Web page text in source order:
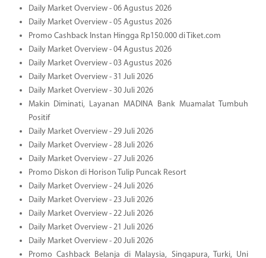
Daily Market Overview - 06 Agustus 2026
Daily Market Overview - 05 Agustus 2026
Promo Cashback Instan Hingga Rp150.000 di Tiket.com
Daily Market Overview - 04 Agustus 2026
Daily Market Overview - 03 Agustus 2026
Daily Market Overview - 31 Juli 2026
Daily Market Overview - 30 Juli 2026
Makin Diminati, Layanan MADINA Bank Muamalat Tumbuh
Positif
Daily Market Overview - 29 Juli 2026
Daily Market Overview - 28 Juli 2026
Daily Market Overview - 27 Juli 2026
Promo Diskon di Horison Tulip Puncak Resort
Daily Market Overview - 24 Juli 2026
Daily Market Overview - 23 Juli 2026
Daily Market Overview - 22 Juli 2026
Daily Market Overview - 21 Juli 2026
Daily Market Overview - 20 Juli 2026
Promo Cashback Belanja di Malaysia, Singapura, Turki, Uni